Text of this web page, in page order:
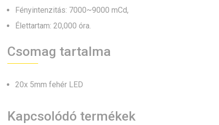
Fényintenzitás: 7000~9000 mCd,
Élettartam: 20,000 óra.
Csomag tartalma
20x 5mm fehér LED
Kapcsolódó termékek